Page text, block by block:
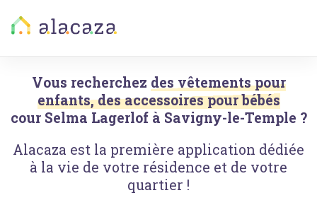
Vous recherchez des vêtements pour
enfants, des accessoires pour bébés
cour Selma Lagerlof à Savigny-le-Temple ?
Alacaza est la première application dédiée
à la vie de votre résidence et de votre
quartier !